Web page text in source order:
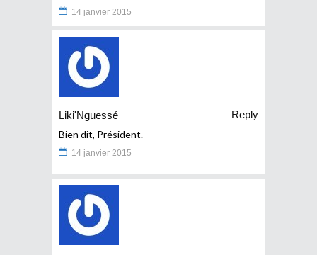
14 janvier 2015
Liki'Nguessé
Reply
Bien dit, Président.
14 janvier 2015